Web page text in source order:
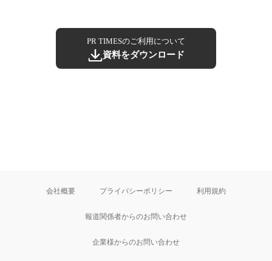
PR TIMESのご利用について
資料をダウンロード
会社概要 プライバシーポリシー 利用規約
報道関係者からのお問い合わせ
企業様からのお問い合わせ